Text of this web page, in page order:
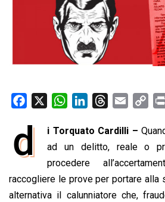
e
o
o
W
a
t
s
A
p
n
k
e
d
I
r
e
a
d
s
a
i
l
p
y
L
i
n
d i Torquato Cardilli –
ad un delitto, reale o
procedere
raccogliere le prove per portare alla
alternativa il calunniatore che,